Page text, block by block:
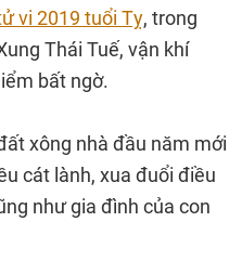
vi 2019 tuổi Tỵ, trong
Thái Tuế, vận khí
bất ngờ.
xông nhà đầu năm mới
cát lành, xua đuổi điều
như gia đình của con